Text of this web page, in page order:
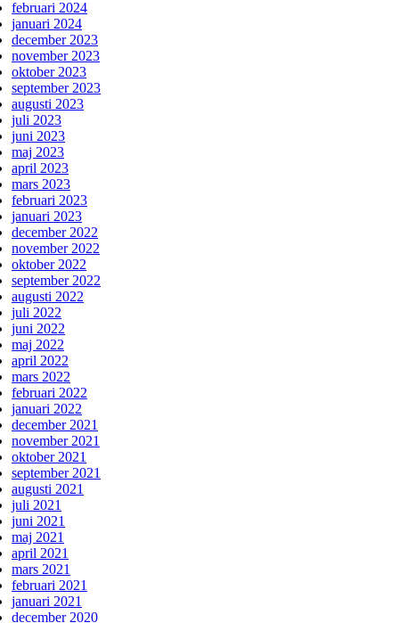
februari 2024
januari 2024
december 2023
november 2023
oktober 2023
september 2023
augusti 2023
juli 2023
juni 2023
maj 2023
april 2023
mars 2023
februari 2023
januari 2023
december 2022
november 2022
oktober 2022
september 2022
augusti 2022
juli 2022
juni 2022
maj 2022
april 2022
mars 2022
februari 2022
januari 2022
december 2021
november 2021
oktober 2021
september 2021
augusti 2021
juli 2021
juni 2021
maj 2021
april 2021
mars 2021
februari 2021
januari 2021
december 2020